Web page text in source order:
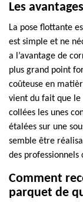
Les
La pose flottante
est simple et ne
a l’avantage de
plus grand point
coûteuse en
vient du fait que le
collées les unes
étalées sur une
semble être
des professionnels
Comment
parquet de